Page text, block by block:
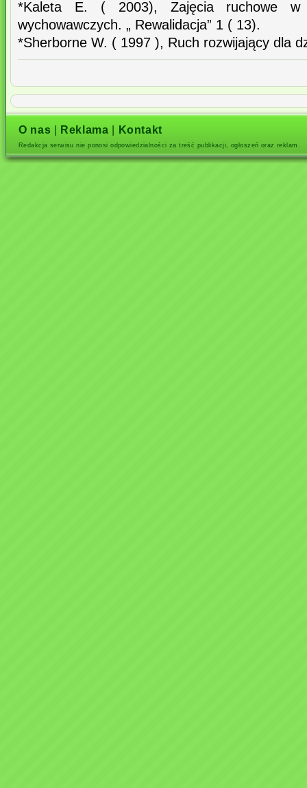
*Kaleta E. ( 2003), Zajęcia ruchowe w
wychowawczych. „ Rewalidacja” 1 ( 13).
*Sherborne W. ( 1997 ), Ruch rozwijający dla
O nas Reklama Kontakt
Redakcja serwisu nie ponosi odpowiedzialności za treść publikacji, ogłoszeń oraz reklam.